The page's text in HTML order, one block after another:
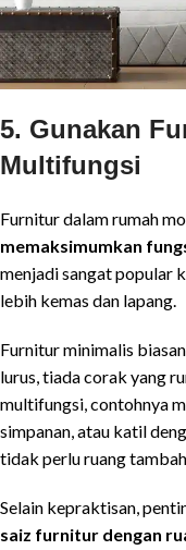
5. Gunakan
Multifungsi
Furnitur dalam rumah
memaksimumkan
menjadi sangat popular
lebih kemas dan lapang.
Furnitur minimalis
lurus, tiada corak yang
multifungsi, contohnya
simpanan, atau katil
tidak perlu ruang
Selain kepraktisan,
saiz furnitur dengan